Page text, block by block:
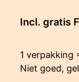
Incl. gratis
1 verpakking
Niet goed,